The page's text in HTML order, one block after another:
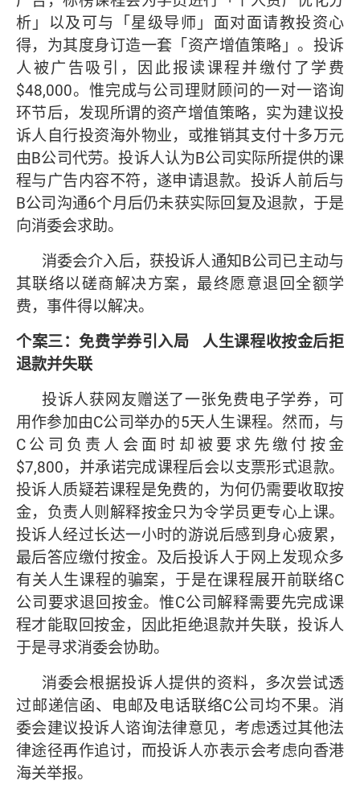
析」以及可与「星级导师」面对面请教投资心
得，为其度身订造一套「资产增值策略」。投诉
人被广告吸引，因此报读课程并缴付了学费
$48,000。惟完成与公司理财顾问的一对一谘询
环节后，发现所谓的资产增值策略，实为建议投
诉人自行投资海外物业，或推销其支付十多万元
由B公司代劳。投诉人认为B公司实际所提供的课
程与广告内容不符，遂申请退款。投诉人前后与
B公司沟通6个月后仍未获实际回复及退款，于是
向消委会求助。
消委会介入后，获投诉人通知B公司已主动与
其联络以磋商解决方案，最终愿意退回全额学
费，事件得以解决。
个案三：免费学券引入局
人生课程收按金后拒
退款并失联
投诉人获网友赠送了一张免费电子学券，可
用作参加由C公司举办的5天人生课程。然而，与
C公司负责人会面时却被要求先缴付按金
$7,800，并承诺完成课程后会以支票形式退款。
投诉人质疑若课程是免费的，为何仍需要收取按
金，负责人则解释按金只为令学员更专心上课。
投诉人经过长达一小时的游说后感到身心疲累，
最后答应缴付按金。及后投诉人于网上发现众多
有关人生课程的骗案，于是在课程展开前联络C
公司要求退回按金。惟C公司解释需要先完成课
程才能取回按金，因此拒绝退款并失联，投诉人
于是寻求消委会协助。
消委会根据投诉人提供的资料，多次尝试透
过邮递信函、电邮及电话联络C公司均不果。消
委会建议投诉人谘询法律意见，考虑透过其他法
律途径再作追讨，而投诉人亦表示会考虑向香港
海关举报。